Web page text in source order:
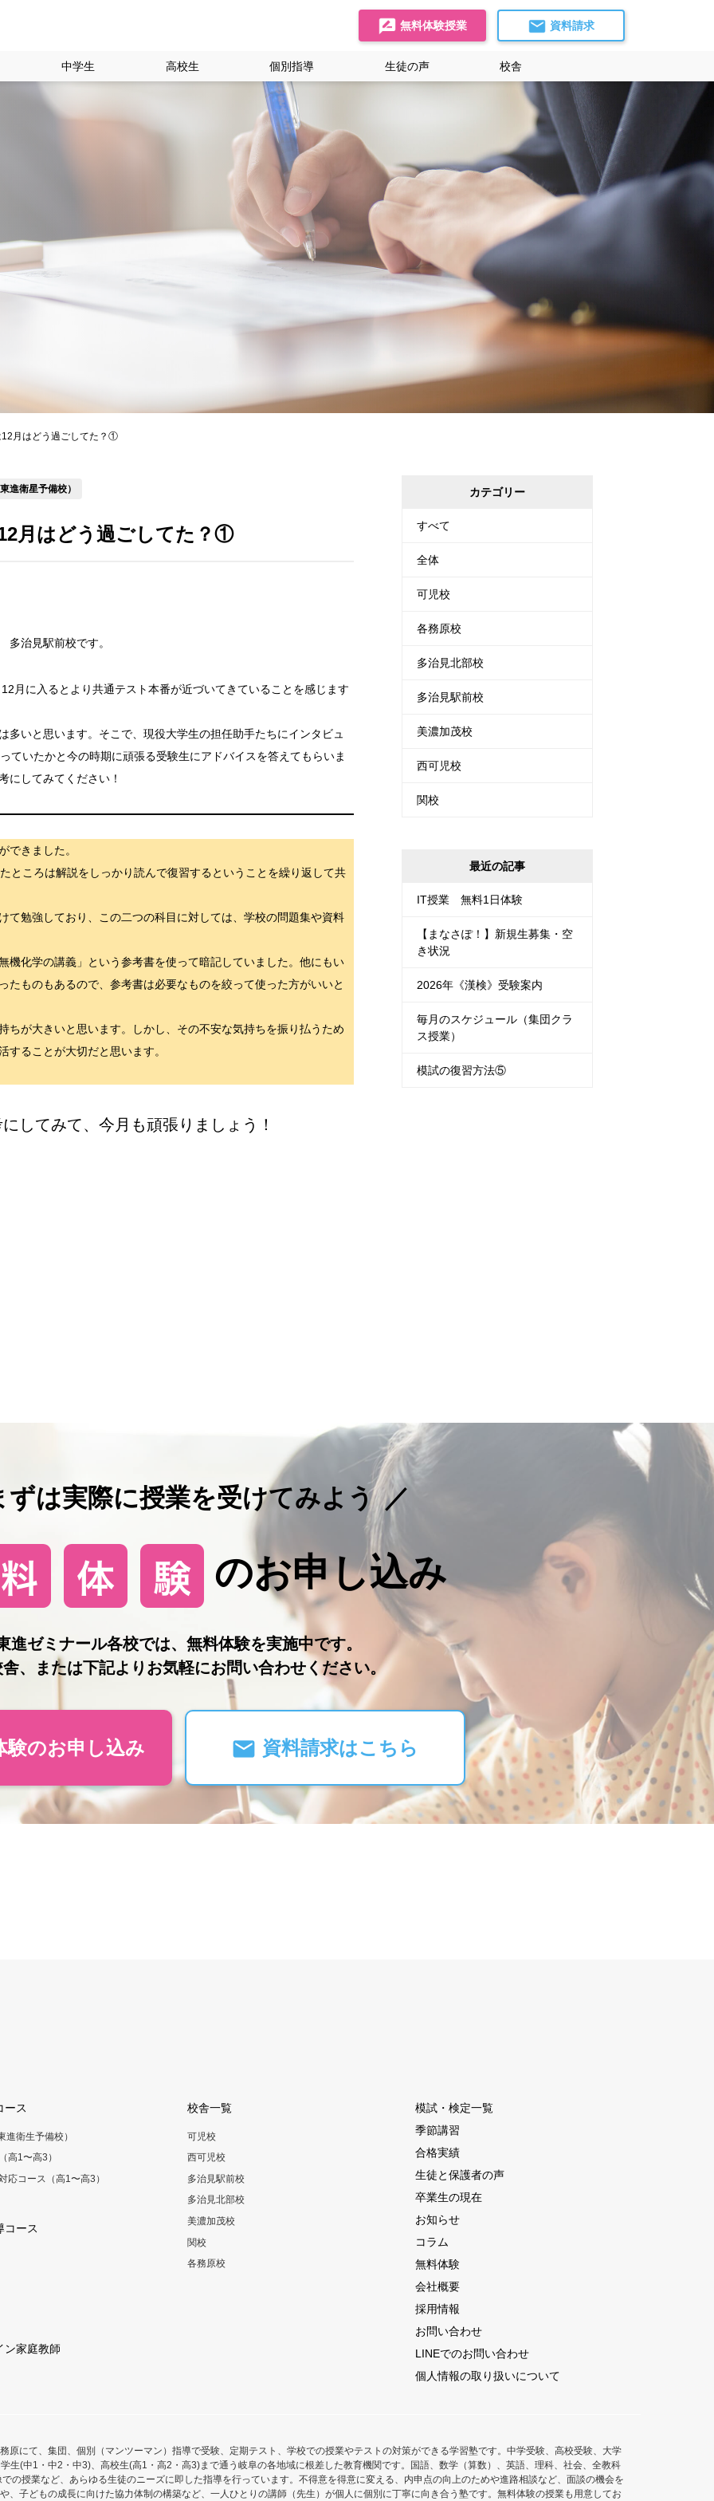
無料体験授業 資料請求
中学生 高校生 個別指導 生徒の声 校舎
月はどう過ごしてた？①
進衛星予備校）
月はどう過ごしてた？①
治見駅前校です。
月に入るとより共通テスト本番が近づいてきていることを感じます
多いと思います。そこで、現役大学生の担任助手たちにインタビュ
ていたかと今の時期に頑張る受験生にアドバイスを答えてもらいま
にしてみてください！
できました。
ところは解説をしっかり読んで復習するということを繰り返して共
て勉強しており、この二つの科目に対しては、学校の問題集や資料
機化学の講義」という参考書を使って暗記していました。他にもい
たものもあるので、参考書は必要なものを絞って使った方がいいと
ちが大きいと思います。しかし、その不安な気持ちを振り払うため
することが大切だと思います。
してみて、今月も頑張りましょう！
カテゴリー
すべて
全体
可児校
各務原校
多治見北部校
多治見駅前校
美濃加茂校
西可児校
関校
最近の記事
IT授業 無料1日体験
【まなさぽ！】新規生募集・空
き状況
2026年《漢検》受験案内
毎月のスケジュール（集団クラ
ス授業）
模試の復習方法⑤
ずは実際に授業を受けてみよう
のお申し込み
進ゼミナール各校では、無料体験を実施中です。
、または下記よりお気軽にお問い合わせください。
のお申し込み 資料請求はこちら
ース
進衛生予備校）
高1〜高3）
応コース（高1〜高3）
コース
ン家庭教師
校舎一覧
可児校
西可児校
多治見駅前校
多治見北部校
美濃加茂校
関校
各務原校
模試・検定一覧
季節講習
合格実績
生徒と保護者の声
卒業生の現在
お知らせ
コラム
無料体験
会社概要
採用情報
お問い合わせ
LINEでのお問い合わせ
個人情報の取り扱いについて
原にて、集団、個別（マンツーマン）指導で受験、定期テスト、学校での授業やテストの対策ができる学習塾です。中学受験、高校受験、大学
生(中1・中2・中3)、高校生(高1・高2・高3)まで通う岐阜の各地域に根差した教育機関です。国語、数学（算数）、英語、理科、社会、全教科
の授業など、あらゆる生徒のニーズに即した指導を行っています。不得意を得意に変える、内申点の向上のためや進路相談など、面談の機会を
、子どもの成長に向けた協力体制の構築など、一人ひとりの講師（先生）が個人に個別に丁寧に向き合う塾です。無料体験の授業も用意してお